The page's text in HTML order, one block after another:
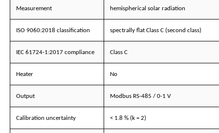
Measurement hemispherical solar radiation
ISO 9060:2018 classification spectrally flat Class C (second class)
IEC 61724-1:2017 compliance Class C
Heater No
Output Modbus RS-485 / 0-1 V
Calibration uncertainty < 1.8 % (k = 2)